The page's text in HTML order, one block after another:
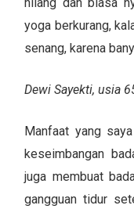
yoga berkurang,
senang, karena
Dewi Sayekti, usia
Manfaat yang
keseimbangan
juga membuat
gangguan tidur